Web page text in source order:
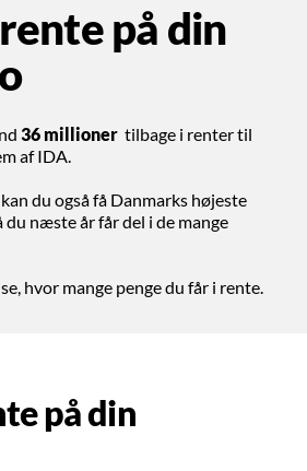
på din
36 millioner tilbage i renter til
af IDA.
du også få Danmarks højeste
du næste år får del i de mange
hvor mange penge du får i rente.
på din